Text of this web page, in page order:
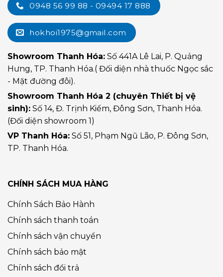
0948 56 99 88 - 09494 17 888
hokhoi1975@gmail.com
Showroom Thanh Hóa: Số 441A Lê Lai, P. Quảng
Hưng, TP. Thanh Hóa.( Đối diện nhà thuốc Ngọc sắc
- Mặt đường đôi).
Showroom Thanh Hóa 2 (chuyên Thiết bị vệ
sinh): Số 14, Đ. Trịnh Kiểm, Đông Sơn, Thanh Hóa.
(Đối diện showroom 1)
VP Thanh Hóa: Số 51, Phạm Ngũ Lão, P. Đông Sơn,
TP. Thanh Hóa.
CHÍNH SÁCH MUA HÀNG
Chính Sách Bảo Hành
Chính sách thanh toán
Chính sách vận chuyển
Chính sách bảo mật
Chính sách đổi trả